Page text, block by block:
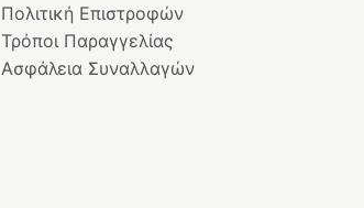
Πολιτική Επιστροφών
Τρόποι Παραγγελίας
Ασφάλεια Συναλλαγών